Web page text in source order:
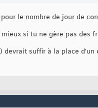
le nombre de jour de
si tu ne gère pas des
devrait suffir à la place